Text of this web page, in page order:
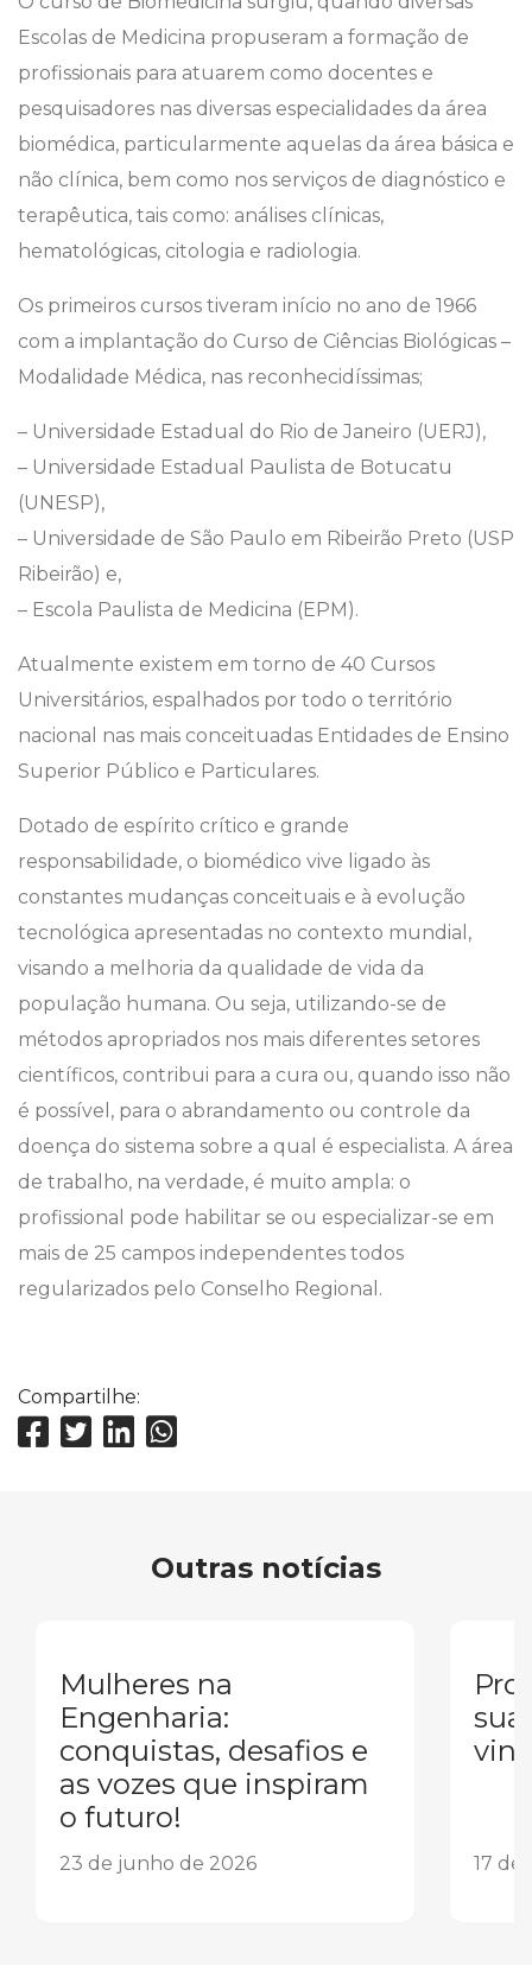
Escolas de Medicina propuseram a formação de
profissionais para atuarem como docentes e
pesquisadores nas diversas especialidades da área
biomédica, particularmente aquelas da área básica e
não clínica, bem como nos serviços de diagnóstico e
terapêutica, tais como: análises clínicas,
hematológicas, citologia e radiologia.
Os primeiros cursos tiveram início no ano de 1966
com a implantação do Curso de Ciências Biológicas –
Modalidade Médica, nas reconhecidíssimas;
– Universidade Estadual do Rio de Janeiro (UERJ),
– Universidade Estadual Paulista de Botucatu
(UNESP),
– Universidade de São Paulo em Ribeirão Preto (USP
Ribeirão) e,
– Escola Paulista de Medicina (EPM).
Atualmente existem em torno de 40 Cursos
Universitários, espalhados por todo o território
nacional nas mais conceituadas Entidades de Ensino
Superior Público e Particulares.
Dotado de espírito crítico e grande
responsabilidade, o biomédico vive ligado às
constantes mudanças conceituais e à evolução
tecnológica apresentadas no contexto mundial,
visando a melhoria da qualidade de vida da
população humana. Ou seja, utilizando-se de
métodos apropriados nos mais diferentes setores
científicos, contribui para a cura ou, quando isso não
é possível, para o abrandamento ou controle da
doença do sistema sobre a qual é especialista. A área
de trabalho, na verdade, é muito ampla: o
profissional pode habilitar se ou especializar-se em
mais de 25 campos independentes todos
regularizados pelo Conselho Regional.
Compartilhe:
Outras notícias
Mulheres na
Engenharia:
conquistas, desafios e
as vozes que inspiram
o futuro!
23 de junho de 2026
sua
17 de